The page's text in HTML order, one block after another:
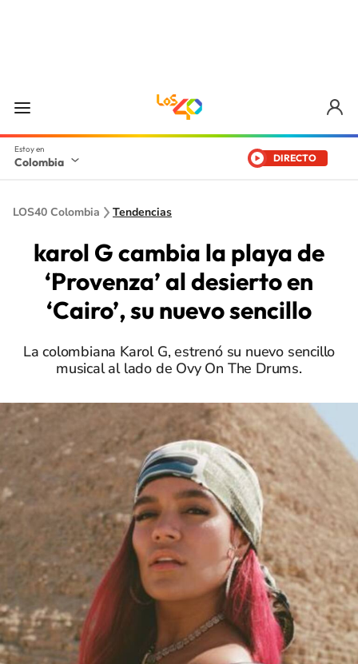
Colombia DIRECTO
LOS40 Colombia Tendencias
karol G cambia la playa de
‘Provenza’ al desierto en
‘Cairo’, su nuevo sencillo
La colombiana Karol G, estrenó su nuevo sencillo
musical al lado de Ovy On The Drums.